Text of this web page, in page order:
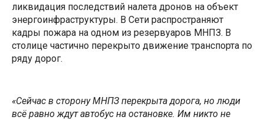
ликвидация последствий налета дронов на объект
энергоинфраструктуры. В Сети распространяют
кадры пожара на одном из резервуаров МНПЗ. В
столице частично перекрыто движение транспорта по
ряду дорог.
«Сейчас в сторону МНПЗ перекрыта дорога, но люди
всё равно ждут автобус на остановке. Им никто не